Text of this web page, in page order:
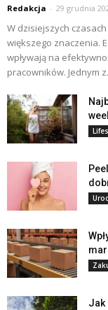
Redakcja - 29 grudnia
W dzisiejszych
większego znaczenia.
wpływają na
pracowników. Jednym
Jak